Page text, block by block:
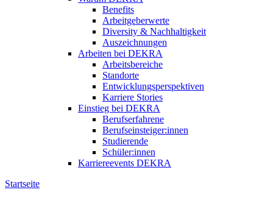
Benefits
Arbeitgeberwerte
Diversity & Nachhaltigkeit
Auszeichnungen
Arbeiten bei DEKRA
Arbeitsbereiche
Standorte
Entwicklungsperspektiven
Karriere Stories
Einstieg bei DEKRA
Berufserfahrene
Berufseinsteiger:innen
Studierende
Schüler:innen
Karriereevents DEKRA
Startseite